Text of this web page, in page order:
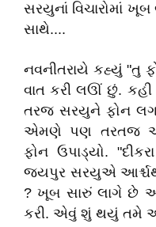
સરયુનાં વિચારોમાં
સાથે....
નવનીતરાયે કહ્યું "તુ
વાત કરી લઊં છું.
તરજ સરયુને ફોન
એમણે પણ તરતજ
ફોન ઉપાડ્યો.
જયપુર સરયુએ
? ખૂબ સારું લાગે છે
કરી. એવું શું થયું તમે